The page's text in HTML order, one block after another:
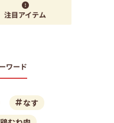
注目アイテム
ワード
なす